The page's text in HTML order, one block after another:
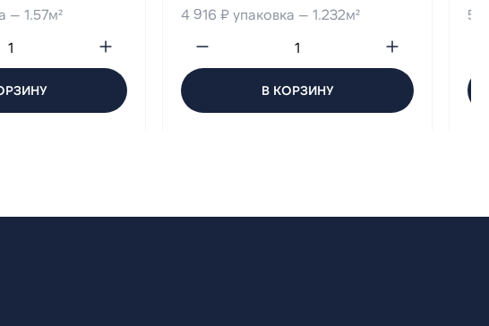
— 1.57м² 4 916 ₽ упаковка — 1.232м²
В КОРЗИНУ
5